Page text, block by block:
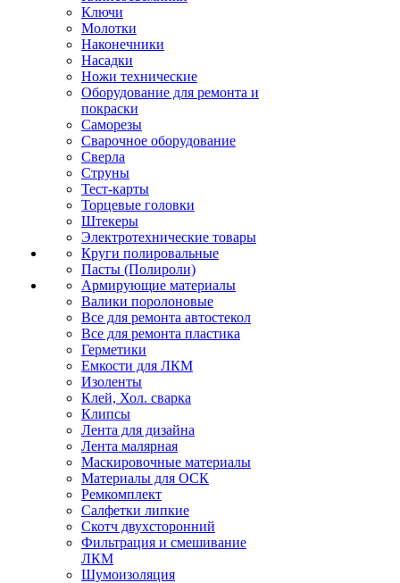
Ключи
Молотки
Наконечники
Насадки
Ножи технические
Оборудование для ремонта и
покраски
Саморезы
Сварочное оборудование
Сверла
Струны
Тест-карты
Торцевые головки
Штекеры
Электротехнические товары
Круги полировальные
Пасты (Полироли)
Армирующие материалы
Валики поролоновые
Все для ремонта автостекол
Все для ремонта пластика
Герметики
Емкости для ЛКМ
Изоленты
Клей, Хол. сварка
Клипсы
Лента для дизайна
Лента малярная
Маскировочные материалы
Материалы для ОСК
Ремкомплект
Салфетки липкие
Скотч двухсторонний
Фильтрация и смешивание
ЛКМ
Шумоизоляция